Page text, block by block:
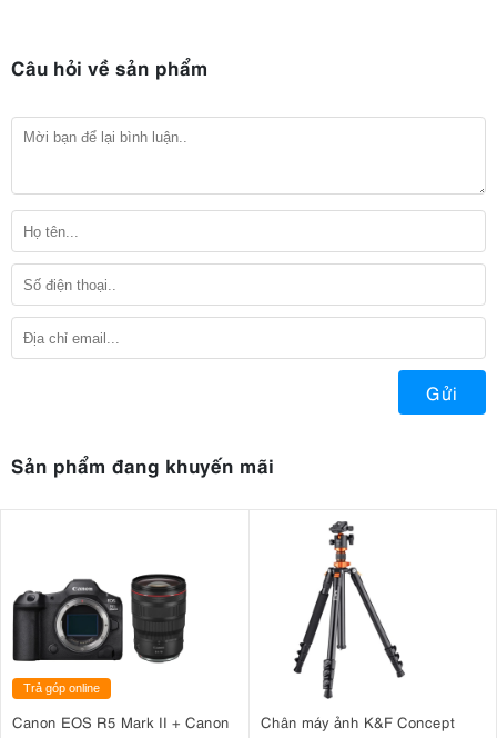
Câu hỏi về sản phẩm
Gửi
Sản phẩm đang khuyến mãi
Trả góp online
Canon EOS R5 Mark II + Canon
Chân máy ảnh K&F Concept